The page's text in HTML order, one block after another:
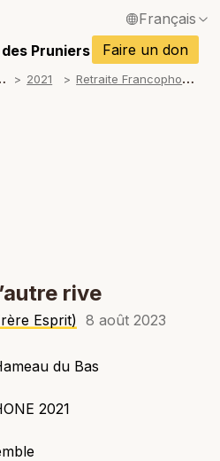
Français
English / Anglais
Español / Espagnol
Pruniers
Faire un don
2021 R
etraite Francophone 2021
rive
Esprit) 8 août 2023
du Bas
2021